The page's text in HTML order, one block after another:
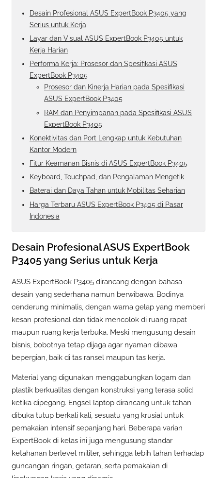
Desain Profesional ASUS ExpertBook P3405 yang
Serius untuk Kerja
Layar dan Visual ASUS ExpertBook P3405 untuk
Kerja Harian
Performa Kerja: Prosesor dan Spesifikasi ASUS
ExpertBook P3405
Prosesor dan Kinerja Harian pada Spesifikasi
ASUS ExpertBook P3405
RAM dan Penyimpanan pada Spesifikasi ASUS
ExpertBook P3405
Konektivitas dan Port Lengkap untuk Kebutuhan
Kantor Modern
Fitur Keamanan Bisnis di ASUS ExpertBook P3405
Keyboard, Touchpad, dan Pengalaman Mengetik
Baterai dan Daya Tahan untuk Mobilitas Seharian
Harga Terbaru ASUS ExpertBook P3405 di Pasar
Indonesia
Desain Profesional ASUS ExpertBook
P3405 yang Serius untuk Kerja
ASUS ExpertBook P3405 dirancang dengan bahasa
desain yang sederhana namun berwibawa. Bodinya
cenderung minimalis, dengan warna gelap yang memberi
kesan profesional dan tidak mencolok di ruang rapat
maupun ruang kerja terbuka. Meski mengusung desain
bisnis, bobotnya tetap dijaga agar nyaman dibawa
bepergian, baik di tas ransel maupun tas kerja.
Material yang digunakan menggabungkan logam dan
plastik berkualitas dengan konstruksi yang terasa solid
ketika dipegang. Engsel laptop dirancang untuk tahan
dibuka tutup berkali kali, sesuatu yang krusial untuk
pemakaian intensif sepanjang hari. Beberapa varian
ExpertBook di kelas ini juga mengusung standar
ketahanan berlevel militer, sehingga lebih tahan terhadap
guncangan ringan, getaran, serta pemakaian di